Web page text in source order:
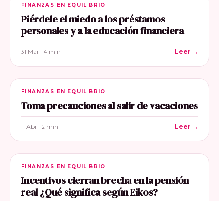
FINANZAS EN EQUILIBRIO
Piérdele el miedo a los préstamos
personales y a la educación financiera
31 Mar · 4 min Leer →
FINANZAS EN EQUILIBRIO
Toma precauciones al salir de vacaciones
11 Abr · 2 min Leer →
FINANZAS EN EQUILIBRIO
Incentivos cierran brecha en la pensión
real ¿Qué significa según Eikos?